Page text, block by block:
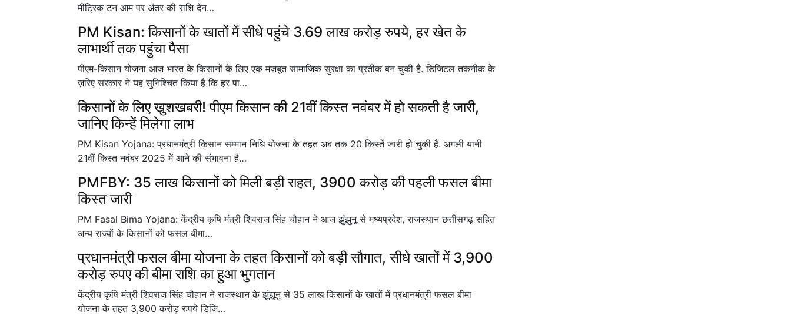
मीट्रिक टन आम पर अंतर की राशि देन…
PM Kisan: किसानों के खातों में सीधे पहुंचे 3.69 लाख करोड़ रुपये, हर खेत के
लाभार्थी तक पहुंचा पैसा
पीएम-किसान योजना आज भारत के किसानों के लिए एक मजबूत सामाजिक सुरक्षा का प्रतीक बन चुकी है. डिजिटल तकनीक के
ज़रिए सरकार ने यह सुनिश्चित किया है कि हर पा…
किसानों के लिए खुशखबरी! पीएम किसान की 21वीं किस्त नवंबर में हो सकती है जारी,
जानिए किन्हें मिलेगा लाभ
PM Kisan Yojana: प्रधानमंत्री किसान सम्मान निधि योजना के तहत अब तक 20 किस्तें जारी हो चुकी हैं. अगली यानी
21वीं किस्त नवंबर 2025 में आने की संभावना है…
PMFBY: 35 लाख किसानों को मिली बड़ी राहत, 3900 करोड़ की पहली फसल बीमा
किस्त जारी
PM Fasal Bima Yojana: केंद्रीय कृषि मंत्री शिवराज सिंह चौहान ने आज झुंझुनू से मध्यप्रदेश, राजस्थान छत्तीसगढ़ सहित
अन्य राज्यों के किसानों को फसल बीमा…
प्रधानमंत्री फसल बीमा योजना के तहत किसानों को बड़ी सौगात, सीधे खातों में 3,900
करोड़ रुपए की बीमा राशि का हुआ भुगतान
केंद्रीय कृषि मंत्री शिवराज सिंह चौहान ने राजस्थान के झुंझूनु से 35 लाख किसानों के खातों में प्रधानमंत्री फसल बीमा
योजना के तहत 3,900 करोड़ रुपये डिजि…